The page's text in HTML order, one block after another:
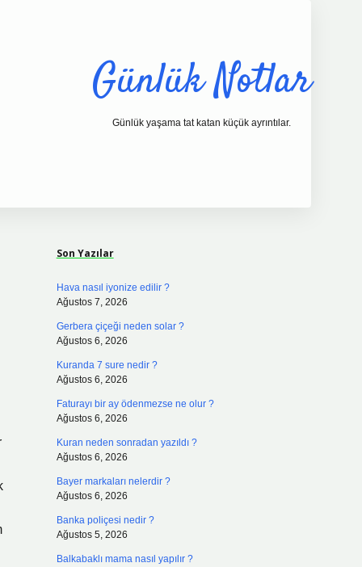
Günlük Notlar
Günlük yaşama tat katan küçük ayrıntılar.
Son Yazılar
Hava nasıl iyonize edilir ?
Ağustos 7, 2026
Gerbera çiçeği neden solar ?
Ağustos 6, 2026
Kuranda 7 sure nedir ?
Ağustos 6, 2026
Faturayı bir ay ödenmezse ne olur ?
Ağustos 6, 2026
Kuran neden sonradan yazıldı ?
Ağustos 6, 2026
Bayer markaları nelerdir ?
Ağustos 6, 2026
Banka poliçesi nedir ?
Ağustos 5, 2026
Balkabaklı mama nasıl yapılır ?